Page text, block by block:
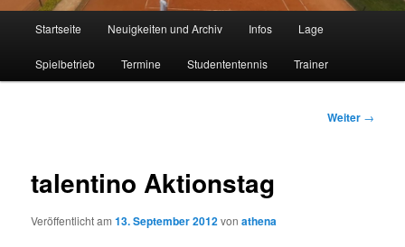
Startseite Neuigkeiten und Archiv Infos Lage
Spielbetrieb Termine Studententennis Trainer
Beitrags-
Weiter →
talentino Aktionstag
Veröffentlicht am13. September 2012vonathena